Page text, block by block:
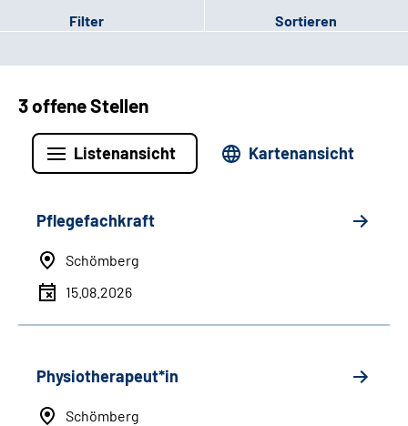
Filter Sortieren
3 offene Stellen
Listenansicht Kartenansicht
Pflegefachkraft
Schömberg
15.08.2026
Physiotherapeut*in
Schömberg